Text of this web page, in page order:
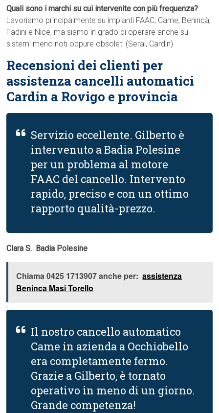
Quali sono i marchi su cui intervenite con più frequenza?
Lavoriamo principalmente su impianti FAAC, Came, Benincà,
Fadini e Nice, ma siamo in grado di operare anche su
sistemi meno noti oppure obsoleti (Serai, Cardin).
Recensioni dei clienti per
assistenza cancelli automatici
Cardin a Rovigo e provincia
Servizio eccellente. Gilberto è
intervenuto a Badia Polesine
per un problema al motore
FAAC del cancello. Intervento
rapido, preciso e con un ottimo
rapporto qualità-prezzo.
Clara S.  Badia Polesine
Chiama 0425 1713907 anche per: assistenza
Beninca Masi Torello
Il nostro cancello automatico
Came in azienda a Occhiobello
era completamente fermo.
Grazie a Gilberto, è tornato
operativo in meno di un giorno.
Grande competenza!